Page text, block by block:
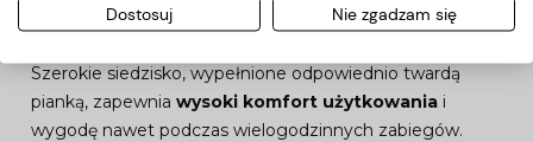
w trakcie użytkowania. Gładka powierzchnia sprawia, że
Szerokie siedzisko, wypełnione odpowiednio twardą
pianką, zapewnia wysoki komfort użytkowania i
wygodę nawet podczas wielogodzinnych zabiegów.
Dostosuj Nie zgadzam się